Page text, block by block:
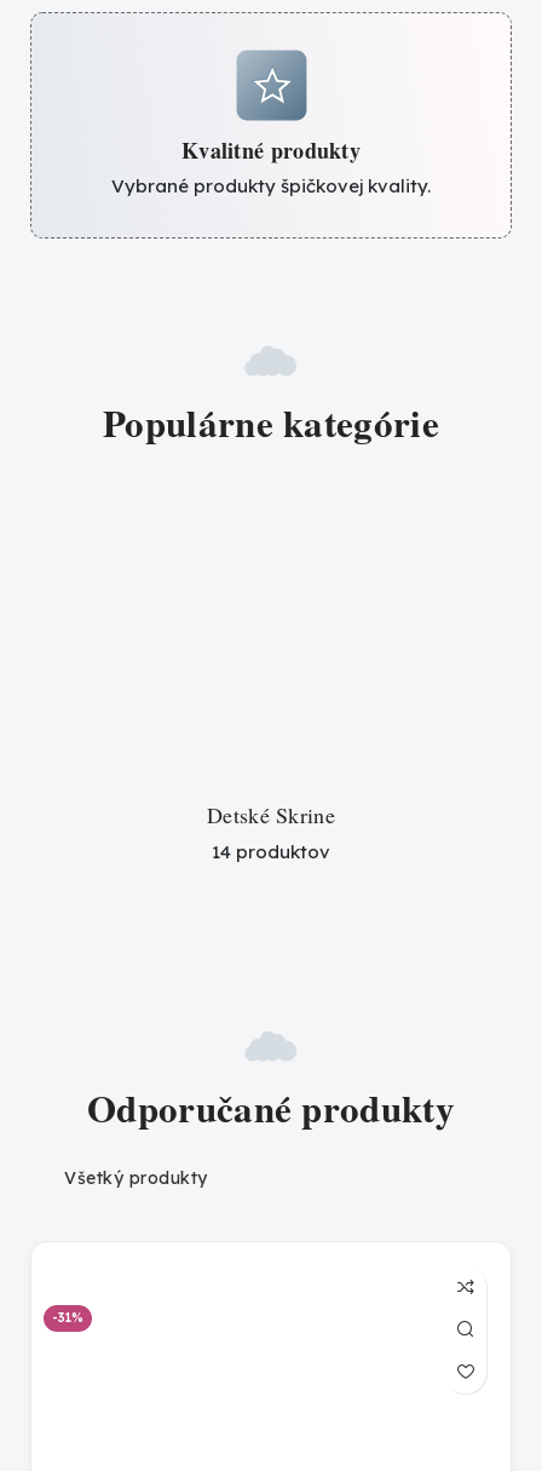
Kvalitné produkty
Vybrané produkty špičkovej kvality.
Populárne kategórie
Detské Skrine
14 produktov
Odporučané produkty
Všetký produkty
-31%